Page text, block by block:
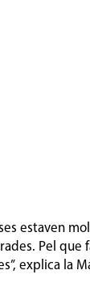
estaven
Pel que
explica la